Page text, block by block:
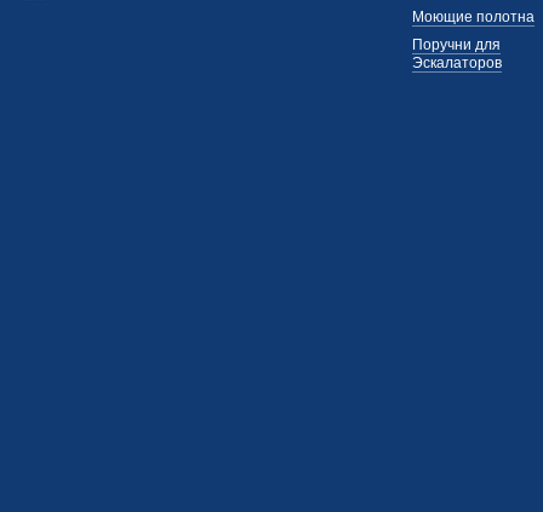
Моющие полотна
Поручни для
Эскалаторов